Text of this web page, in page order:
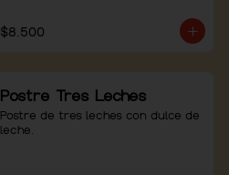
$8.500
Postre Tres Leches
Postre de tres leches con dulce de
leche.